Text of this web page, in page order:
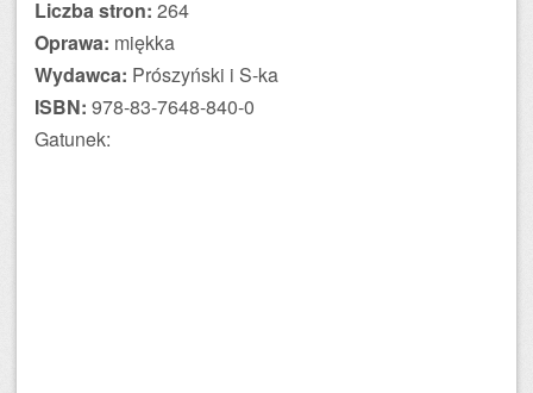
Liczba stron: 264
Oprawa: miękka
Wydawca: Prószyński i S-ka
ISBN: 978-83-7648-840-0
Gatunek: